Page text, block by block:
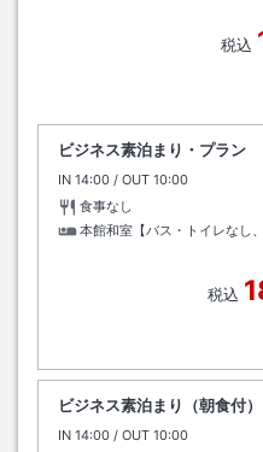
税込
ビジネス素泊まり・プラン
IN チェックイン
14:00 / OUT チェックアウト
10:00
食事なし
本館和室【バス・トイレなし
税込
ビジネス素泊まり（朝食付
IN チェックイン
14:00 / OUT チェックアウト
10:00